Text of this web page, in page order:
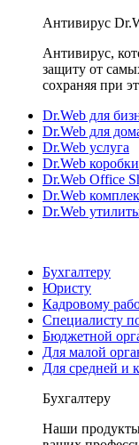
Антивирус
Антивирус,
защиту от
сохраняя при
Dr.Web для
Dr.Web для
Dr.Web услуга
Dr.Web коробки
Dr.Web Office
Dr.Web
Dr.Web
Бухгалтеру
Юристу
Кадровому
Специалисту
Бюджетной
Для малой
Для средней и
Бухгалтеру
Наши